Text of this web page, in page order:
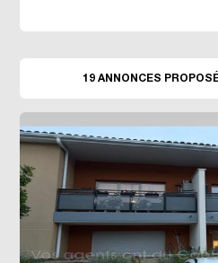
19 ANNONCES